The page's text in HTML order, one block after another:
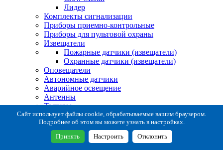
Лидер
Комплекты сигнализации
Приборы приемно-контрольные
Приборы для пультовой охраны
Извещатели
Пожарные датчики (извещатели)
Охранные датчики (извещатели)
Оповещатели
Автономные датчики
Аварийное освещение
Антенны
Тестеры
Система сбора извещений
Расходные и монтажные материалы
Коробки коммутационные
Кронштейны для извещателей
Сайт использует файлы cookie, обрабатываемые вашим браузером.
Подробнее об этом вы можете узнать в настройках.
Принять Настроить Отклонить